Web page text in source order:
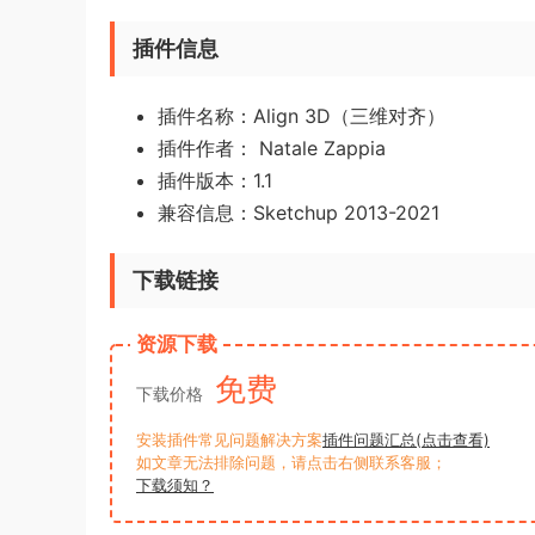
插件信息
插件名称：Align 3D（三维对齐）
插件作者： Natale Zappia
插件版本：1.1
兼容信息：Sketchup 2013-2021
下载链接
资源下载
下载价格 免费
安装插件常见问题解决方案插件问题汇总(点击查看)
如文章无法排除问题，请点击右侧联系客服；
下载须知？